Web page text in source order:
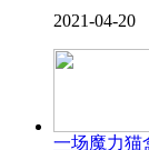
2021-04-20
一场魔力猫